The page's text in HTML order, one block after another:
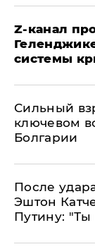
Z-канал
системы
Сильный
ключевом
Болгарии
После
Эштон
Путину: